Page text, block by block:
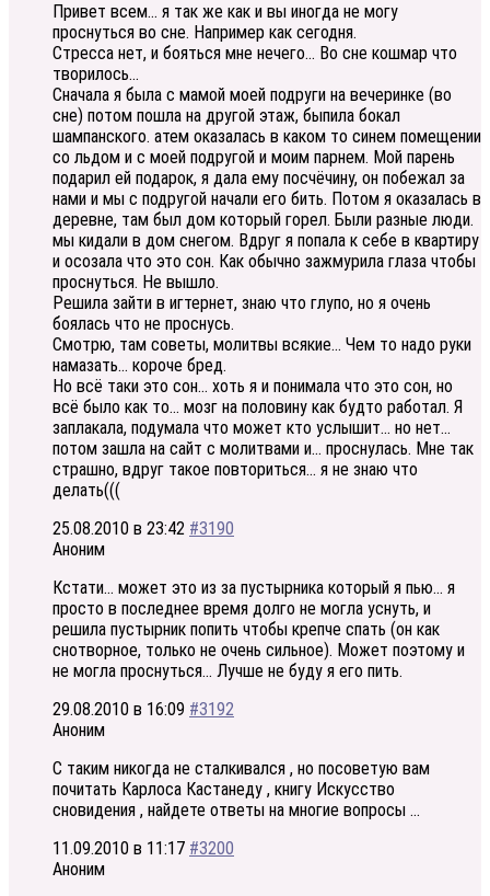
Привет всем… я так же как и вы иногда не могу
проснуться во сне. Например как сегодня.
Стресса нет, и бояться мне нечего… Во сне кошмар что
творилось…
Сначала я была с мамой моей подруги на вечеринке (во
сне) потом пошла на другой этаж, быпила бокал
шампанского. атем оказалась в каком то синем помещении
со льдом и с моей подругой и моим парнем. Мой парень
подарил ей подарок, я дала ему посчёчину, он побежал за
нами и мы с подругой начали его бить. Потом я оказалась в
деревне, там был дом который горел. Были разные люди.
мы кидали в дом снегом. Вдруг я попала к себе в квартиру
и осозала что это сон. Как обычно зажмурила глаза чтобы
проснуться. Не вышло.
Решила зайти в игтернет, знаю что глупо, но я очень
боялась что не проснусь.
Смотрю, там советы, молитвы всякие… Чем то надо руки
намазать… короче бред.
Но всё таки это сон… хоть я и понимала что это сон, но
всё было как то… мозг на половину как будто работал. Я
заплакала, подумала что может кто услышит… но нет…
потом зашла на сайт с молитвами и… проснулась. Мне так
страшно, вдруг такое повториться… я не знаю что
делать(((
25.08.2010 в 23:42 #3190
Аноним
Кстати… может это из за пустырника который я пью… я
просто в последнее время долго не могла уснуть, и
решила пустырник попить чтобы крепче спать (он как
снотворное, только не очень сильное). Может поэтому и
не могла проснуться… Лучше не буду я его пить.
29.08.2010 в 16:09 #3192
Аноним
С таким никогда не сталкивался , но посоветую вам
почитать Карлоса Кастанеду , книгу Искусство
сновидения , найдете ответы на многие вопросы …
11.09.2010 в 11:17 #3200
Аноним